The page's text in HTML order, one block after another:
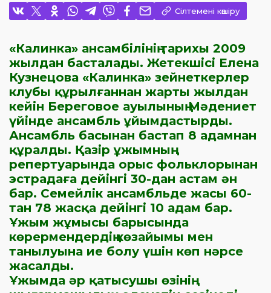
Сілтемені көшіру
«Калинка» ансамбілінің тарихы 2009
жылдан басталады. Жетекшісі Елена
Кузнецова «Калинка» зейнеткерлер
клубы құрылғаннан жарты жылдан
кейін Береговое ауылының Мәдениет
үйінде ансамбль ұйымдастырды.
Ансамбль басынан бастап 8 адамнан
құралды. Қазір ұжымның
репертуарында орыс фольклорынан
эстрадаға дейінгі 30-дан астам ән
бар. Семейлік ансамбльде жасы 60-
тан 78 жасқа дейінгі 10 адам бар.
Ұжым жұмысы барысында
көрермендердің көзайымы мен
танылуына ие болу үшін көп нәрсе
жасалды.
Ұжымда әр қатысушы өзінің